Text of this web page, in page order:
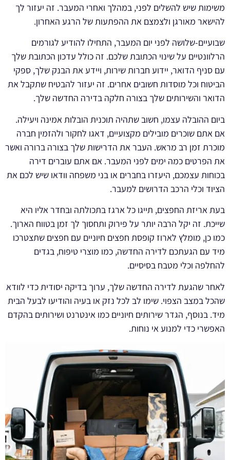
משימות שיש להשלים לפני, במהלך ואחרי המעבר. זה יעזור לך
להישאר מאורגן ולצמצם את ההפתעות של הרגע האחרון.
שבועיים-שלושה לפני יום המעבר, התחילו להודיע לגורמים
הרלוונטיים על שינוי הכתובת שלכם. זה כולל עדכון הכתובת שלך
עם סניף הדואר, יידוע חברות שירות, ויידע את הבנק שלך, ספקי
הביטוח וכל מוסדות חשובים אחרים. זה יעזור להבטיח שתקבל את
הדואר והשירותים שלך בצורה חלקה בדירה החדשה שלך.
ביום ההובלה עצמו, חשוב שתהיה תוכנית הובלות אמינה ויעילה.
אם אתם שוכרים מובילים מקצועיים, דאגו לחקור ולהזמין חברה
מוכרת זמן רב מראש. העבר את הדרישות שלך בצורה ברורה ואשר
את הפרטים כמה ימים לפני המעבר. אם אתם עוברים דירה
בכוחות עצמכם, היעזרו בחברים או בני משפחה וודאו שיש לכם את
הציוד וכלי הרכב הדרושים למעבר.
בעת אריזת החפצים, תייגו כל ארגז בתכולתה ובחדר אליו היא
שייכת. זה יקל הרבה יותר על פירוק ותחסוך לך זמן בטווח הארוך.
כמו כן, מומלץ לארוז קופסת חפצים חיוניים עם חפצים שתצטרכו
מיד עם הגעתכם לדירה החדשה, כמו מוצרי טיפוח, בגדים
להחלפה וכלי מטבח בסיסיים.
לאחר שהגעת לדירה החדשה שלך, ערוך בדיקה יסודית כדי לוודא
שהכל במצב הצפוי. שימו לב לכל נזק או בעיה והודיעו לבעל הבית
מיד. בנוסף, הגדר שירותים חיוניים כמו אינטרנט ושירותים בהקדם
האפשרי כדי למנוע אי נוחות.